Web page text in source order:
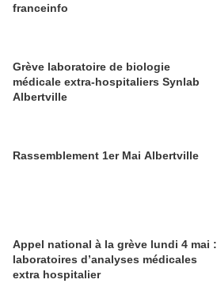
franceinfo
Grève laboratoire de biologie
médicale extra-hospitaliers Synlab
Albertville
Rassemblement 1er Mai Albertville
Appel national à la grève lundi 4 mai :
laboratoires d’analyses médicales
extra hospitalier